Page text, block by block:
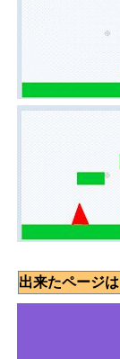
出来たページは